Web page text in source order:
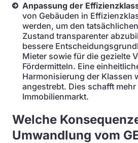
Anpassung der
von Gebäuden in
werden, um den
Zustand transparenter
bessere
Mieter sowie für die gezielte
Fördermitteln. Eine
Harmonisierung der Klassen
angestrebt. Dies schafft
Immobilienmarkt.
Welche
Umwandlung vom